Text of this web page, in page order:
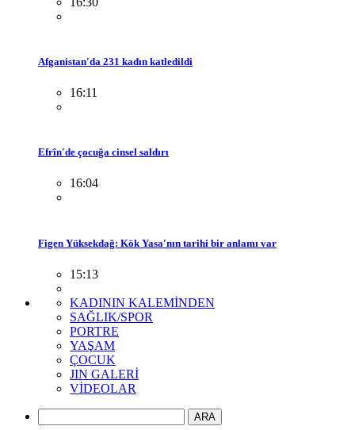
Afganistan'da 231 kadın katledildi
16:11
Efrîn'de çocuğa cinsel saldırı
16:04
Figen Yüksekdağ: Kök Yasa'nın tarihi bir anlamı var
15:13
KADININ KALEMİNDEN
SAĞLIK/SPOR
PORTRE
YAŞAM
ÇOCUK
JIN GALERİ
VİDEOLAR
ARA